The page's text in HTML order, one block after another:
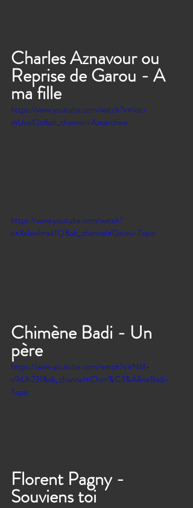
Charles Aznavour ou
Reprise de Garou - A
ma fille
https://www.youtube.com/watch?v=Ioc-
mUvs42o&ab_channel=Aznarchive
https://www.youtube.com/watch?
v=Xxlewlmxk1Q&ab_channel=Garou-Topic
Chimène Badi - Un
père
https://www.youtube.com/watch?v=NM-
v9dJh23I&ab_channel=Chim%C3%A8neBadi-
Topic
Florent Pagny -
Souviens toi